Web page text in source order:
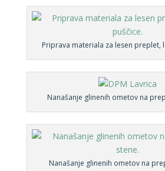
Priprava materiala za lesen preplet,
Nanašanje glinenih ometov na
Nanašanje glinenih ometov na